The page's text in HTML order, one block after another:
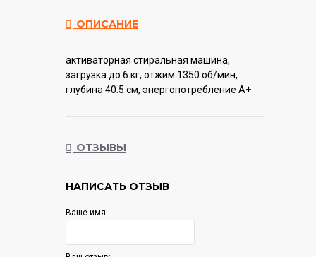
ОПИСАНИЕ
активаторная стиральная машина,
загрузка до 6 кг, отжим 1350 об/мин,
глубина 40.5 см, энергопотребление A+
ОТЗЫВЫ
НАПИСАТЬ ОТЗЫВ
Ваше имя: